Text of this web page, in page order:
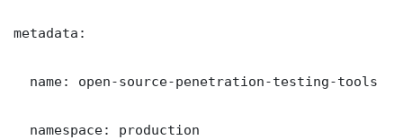
metadata:
  name: open-source-penetration-testing-tools
  namespace: production